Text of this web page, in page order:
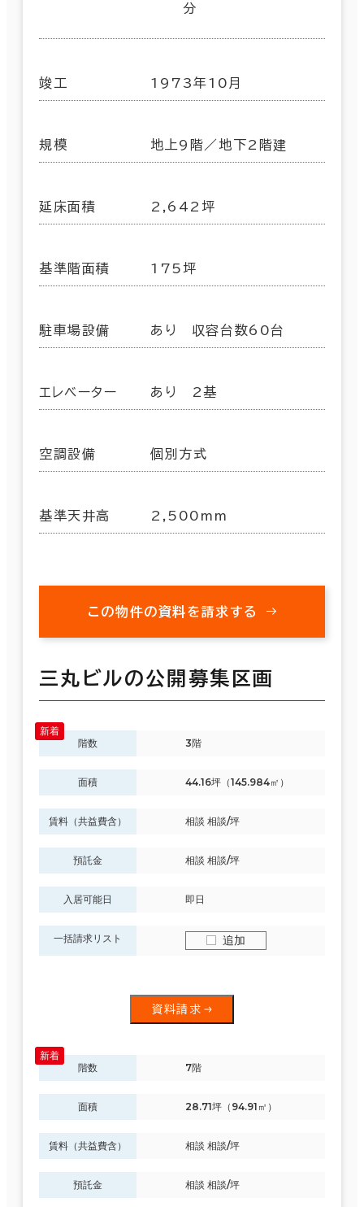
分
竣工 1973年10月
規模 地上9階／地下2階建
延床面積 2,642坪
基準階面積 175坪
駐車場設備 あり 収容台数60台
エレベーター あり 2基
空調設備 個別方式
基準天井高 2,500mm
この物件の資料を請求する
三丸ビルの公開募集区画
階数 3階
面積 44.16坪（145.984㎡）
賃料（共益費含） 相談 相談/坪
預託金 相談 相談/坪
入居可能日 即日
一括請求リスト 追加
資料請求
階数 7階
面積 28.71坪（94.91㎡）
賃料（共益費含） 相談 相談/坪
預託金 相談 相談/坪